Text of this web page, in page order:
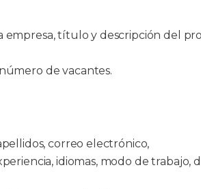
empresa, título y descripción del
de vacantes.
correo electrónico,
idiomas, modo de trabajo,